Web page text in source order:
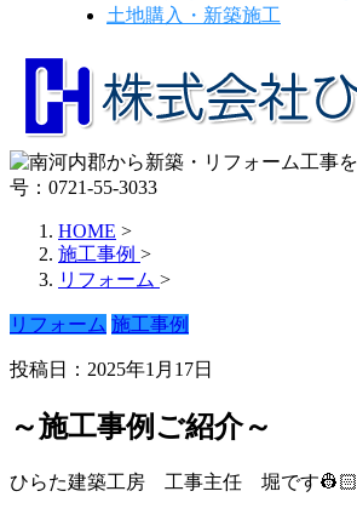
土地購入・新築施工
HOME >
施工事例 >
リフォーム >
リフォーム 施工事例
投稿日：2025年1月17日
～施工事例ご紹介～
ひらた建築工房 工事主任 堀です👷🏻